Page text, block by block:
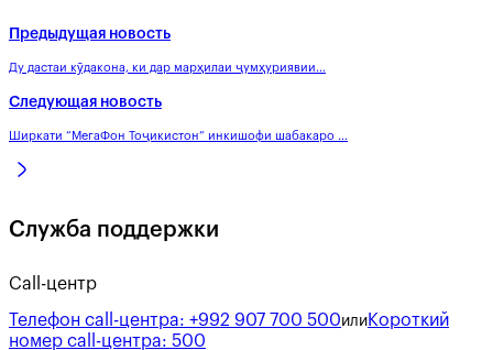
Предыдущая новость
Ду дастаи кӯдакона, ки дар марҳилаи ҷумҳуриявии...
Следующая новость
Ширкати “МегаФон Тоҷикистон” инкишофи шабакаро ...
Служба поддержки
Call-центр
Телефон call-центра: +992 907 700 500или Короткий
номер call-центра: 500